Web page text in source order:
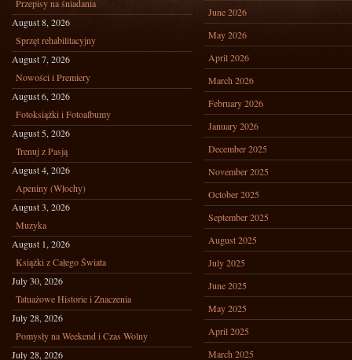
Przepisy na śniadania
August 8, 2026
Sprzęt rehabilitacyjny
August 7, 2026
Nowości i Premiery
August 6, 2026
Fotoksiążki i Fotoalbumy
August 5, 2026
Trenuj z Pasją
August 4, 2026
Apeniny (Włochy)
August 3, 2026
Muzyka
August 1, 2026
Książki z Całego Świata
July 30, 2026
Tatuażowe Historie i Znaczenia
July 28, 2026
Pomysły na Weekend i Czas Wolny
July 28, 2026
June 2026
May 2026
April 2026
March 2026
February 2026
January 2026
December 2025
November 2025
October 2025
September 2025
August 2025
July 2025
June 2025
May 2025
April 2025
March 2025